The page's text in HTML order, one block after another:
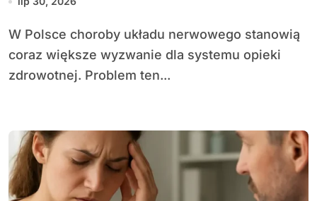
W Polsce choroby układu nerwowego stanowią
coraz większe wyzwanie dla systemu opieki
zdrowotnej. Problem ten...